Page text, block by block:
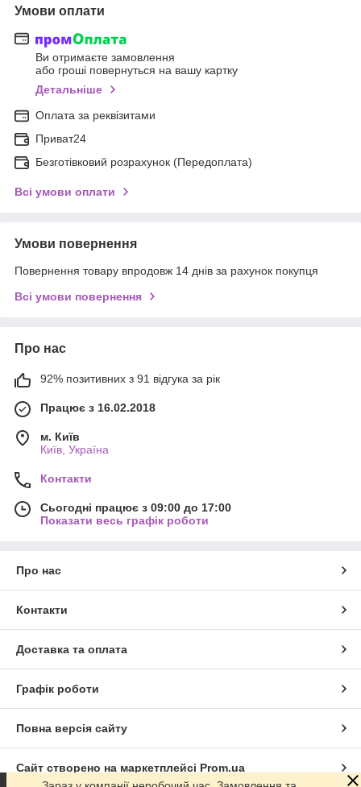
Умови оплати
Ви отримаєте замовлення
або гроші повернуться на вашу картку
Детальніше
Оплата за реквізитами
Приват24
Безготівковий розрахунок (Передоплата)
Всі умови оплати
Умови повернення
Повернення товару впродовж 14 днів за рахунок покупця
Всі умови повернення
Про нас
92% позитивних з 91 відгука за рік
Працює з 16.02.2018
м. Київ
Київ, Україна
Контакти
Сьогодні працює з 09:00 до 17:00
Показати весь графік роботи
Про нас
Контакти
Доставка та оплата
Графік роботи
Повна версія сайту
Сайт створено на маркетплейсі Prom.ua